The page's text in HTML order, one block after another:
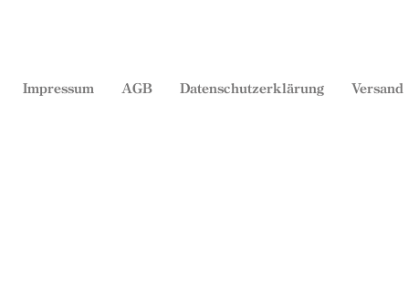
Impressum AGB Datenschutzerklärung Versand